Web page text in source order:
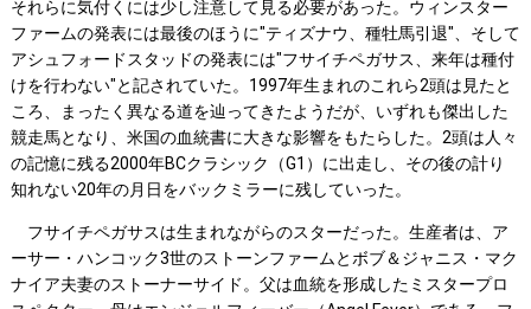
それらに気付くには少し注意して見る必要があった。ウィンスター
ファームの発表には最後のほうに"ティズナウ、種牡馬引退"、そして
アシュフォードスタッドの発表には"フサイチペガサス、来年は種付
けを行わない"と記されていた。1997年生まれのこれら2頭は見たと
ころ、まったく異なる道を辿ってきたようだが、いずれも傑出した
競走馬となり、米国の血統書に大きな影響をもたらした。2頭は人々
の記憶に残る2000年BCクラシック（G1）に出走し、その後の計り
知れない20年の月日をバックミラーに残していった。
フサイチペガサスは生まれながらのスターだった。生産者は、ア
ーサー・ハンコック3世のストーンファームとボブ＆ジャニス・マク
ナイア夫妻のストーナーサイド。父は血統を形成したミスタープロ